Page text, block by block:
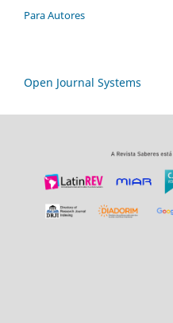
Para Autores
Open Journal Systems